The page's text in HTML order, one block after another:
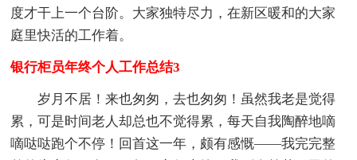
度才干上一个台阶。大家独特尽力，在新区暖和的大家
庭里快活的工作着。
银行柜员年终个人工作总结3
岁月不居！来也匆匆，去也匆匆！虽然我老是觉得
累，可是时间老人却总也不觉得累，每天自我陶醉地嘀
嘀哒哒跑个不停！回首这一年，颇有感慨——我完完整